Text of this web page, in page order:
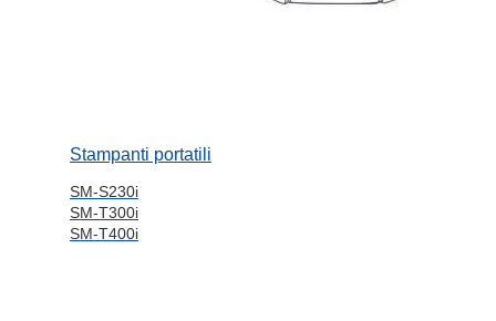
Stampanti portatili
SM-S230i
SM-T300i
SM-T400i